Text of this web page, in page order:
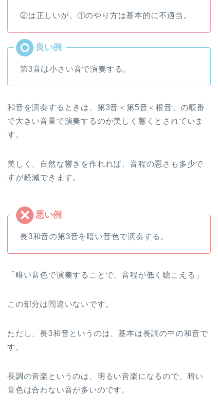
②は正しいが、①のやり方は基本的に不適当。
第3音は小さい音で演奏する。
和音を演奏するときは、第3音＜第5音＜根音、の順番
で大きい音量で演奏するのが美しく響くとされていま
す。
美しく、自然な響きを作れれば、音程の悪さも多少で
すが軽減できます。
長3和音の第3音を暗い音色で演奏する。
「暗い音色で演奏することで、音程が低く聴こえる」
この部分は間違いないです。
ただし、長3和音というのは、基本は長調の中の和音で
す。
長調の音楽というのは、明るい音楽になるので、暗い
音色は合わない音が多いのです。